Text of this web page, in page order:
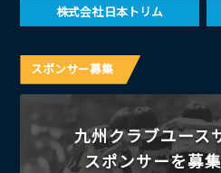
株式会社日本トリム
スポンサー募集
九州クラブユース
スポンサーを募集